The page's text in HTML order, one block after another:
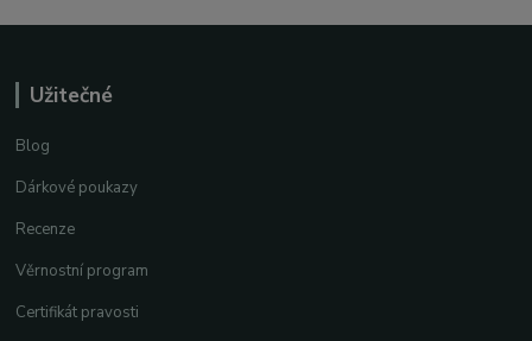
Užitečné
Blog
Dárkové poukazy
Recenze
Věrnostní program
Certifikát pravosti